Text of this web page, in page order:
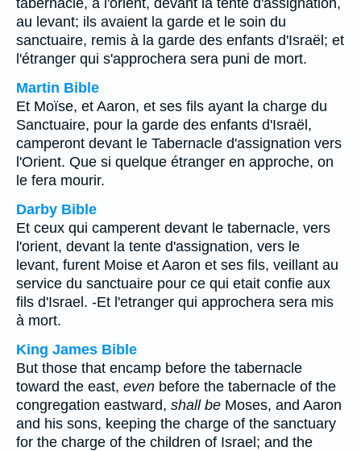
tabernacle, à l'orient, devant la tente d'assignation,
au levant; ils avaient la garde et le soin du
sanctuaire, remis à la garde des enfants d'Israël; et
l'étranger qui s'approchera sera puni de mort.
Martin Bible
Et Moïse, et Aaron, et ses fils ayant la charge du
Sanctuaire, pour la garde des enfants d'Israël,
camperont devant le Tabernacle d'assignation vers
l'Orient. Que si quelque étranger en approche, on
le fera mourir.
Darby Bible
Et ceux qui camperent devant le tabernacle, vers
l'orient, devant la tente d'assignation, vers le
levant, furent Moise et Aaron et ses fils, veillant au
service du sanctuaire pour ce qui etait confie aux
fils d'Israel. -Et l'etranger qui approchera sera mis
à mort.
King James Bible
But those that encamp before the tabernacle
toward the east, even before the tabernacle of the
congregation eastward, shall be Moses, and Aaron
and his sons, keeping the charge of the sanctuary
for the charge of the children of Israel; and the